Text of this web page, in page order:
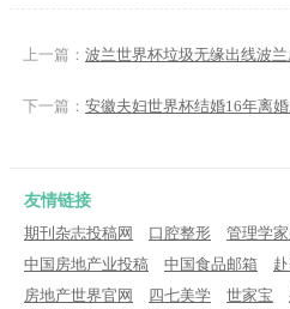
上一篇： 波兰世界杯垃圾无缘出线波
下一篇： 安徽夫妇世界杯结婚16年离
友情链接
期刊杂志投稿网
口腔整形 管理学
中国房地产业投稿
中国食品邮箱
房地产世界官网
四七美学 世家宝